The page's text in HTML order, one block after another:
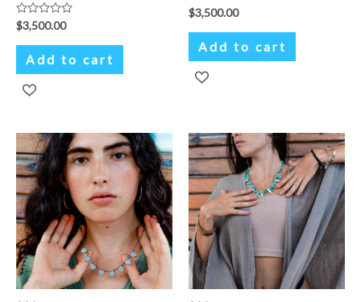
Rated
0
out
$3,500.00
Add to cart
Rated
0
out
$3,500.00
Add to cart